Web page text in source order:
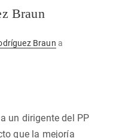
Braun
Braun a
un dirigente del PP
que la mejoría